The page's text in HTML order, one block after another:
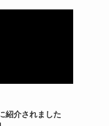
紹介されました